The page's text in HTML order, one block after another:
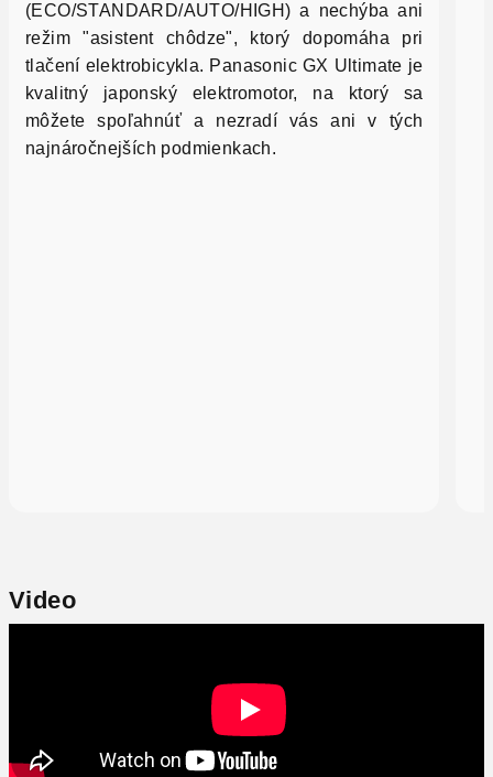
(ECO/STANDARD/AUTO/HIGH) a nechýba ani
režim "asistent chôdze", ktorý dopomáha pri
tlačení elektrobicykla. Panasonic GX Ultimate je
kvalitný japonský elektromotor, na ktorý sa
môžete spoľahnúť a nezradí vás ani v tých
najnáročnejších podmienkach.
Video